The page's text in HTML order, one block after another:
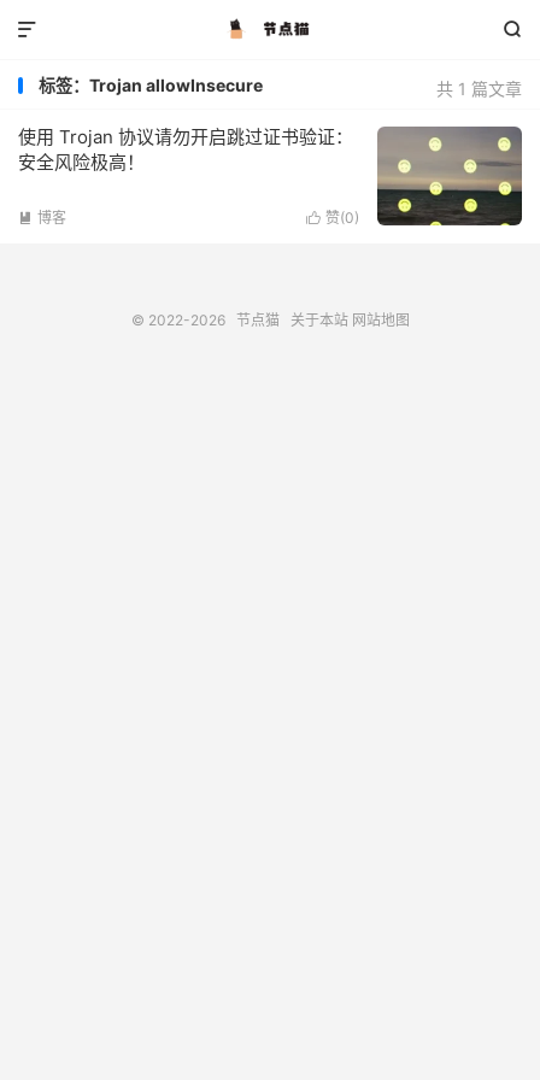


共 1 篇文章
标签：Trojan allowInsecure
使用 Trojan 协议请勿开启跳过证书验证：
安全风险极高！
 赞(0)
 博客
© 2022-2026 节点猫 关于本站 网站地图